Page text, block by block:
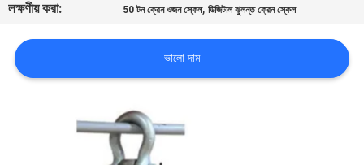
খবর
লক্ষণীয় করা:
50 টন ক্রেন ওজন স্কেল,ডিজিটাল ঝুলন্ত ক্রেন স্কেল
ভালো দাম